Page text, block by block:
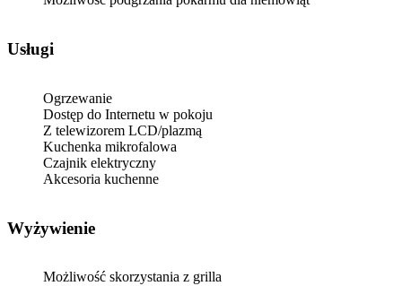
Usługi
Ogrzewanie
Dostęp do Internetu w pokoju
Z telewizorem LCD/plazmą
Kuchenka mikrofalowa
Czajnik elektryczny
Akcesoria kuchenne
Wyżywienie
Możliwość skorzystania z grilla